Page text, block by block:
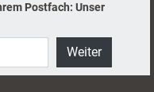
Postfach: Unser
Weiter